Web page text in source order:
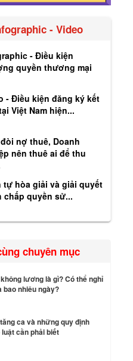
- Video
- Điều kiện
quyền thương mại
- Điều kiện đăng ký kết
Việt Nam hiện...
nợ thuê, Doanh
nên thuê ai để thu
tự hòa giải và giải quyết
chấp quyền sử...
chuyên mục
lương là gì? Có thể nghỉ
bao nhiêu ngày?
ca và những quy định
luật cần phải biết